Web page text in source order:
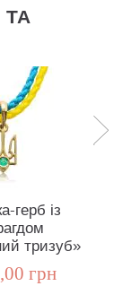
ТА
герб із
тризуб»
грн